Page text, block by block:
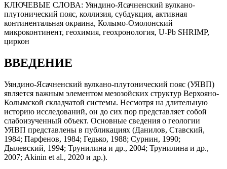
КЛЮЧЕВЫЕ СЛОВА: Уяндино-Ясачненский вулкано-
плутонический пояс, коллизия, субдукция, активная
континентальная окраина, Колымо-Омолонский
микроконтинент, геохимия, геохронология, U-Pb SHRIMP,
циркон
ВВЕДЕНИЕ
Уяндино-Ясачненский вулкано-плутонический пояс (УЯВП)
является важным элементом мезозойских структур Верхояно-
Колымской складчатой системы. Несмотря на длительную
историю исследований, он до сих пор представляет собой
слабоизученный объект. Основные сведения о геологии
УЯВП представлены в публикациях (Данилов, Ставский,
1984; Парфенов, 1984; Гедько, 1988; Сурнин, 1990;
Дылевский, 1994; Трунилина и др., 2004; Трунилина и др.,
2007; Akinin et al., 2020 и др.).